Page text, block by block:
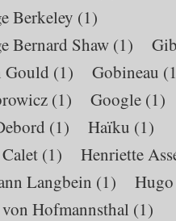
Berkeley (1)
Bernard Shaw (1)
Gould (1) Gobineau
(1) Google (1)
(1) Haïku (1)
(1) Henriette
Langbein (1) Hugo
Hofmannsthal (1)